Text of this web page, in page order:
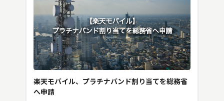
楽天モバイル、プラチナバンド割り当てを総務省
へ申請